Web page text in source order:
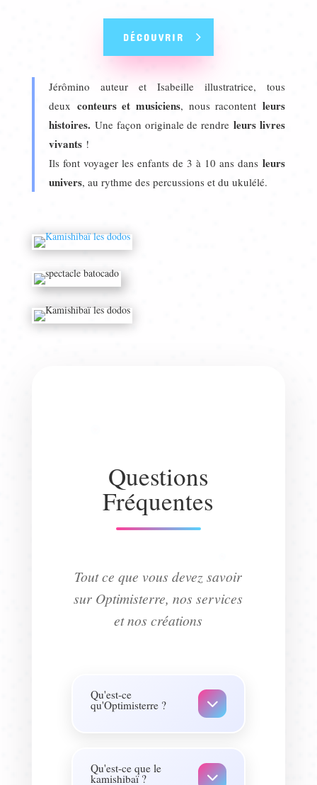
DÉCOUVRIR
Jérômino auteur et Isabeille illustratrice, tous
deux conteurs et musiciens, nous racontentleurs
histoires. Une façon originale de rendreleurs livres
vivants!
Ils font voyager les enfants de 3 à 10 ans dansleurs
univers, au rythme des percussions et du ukulélé.
Questions
Fréquentes
Tout ce que vous devez savoir
sur Optimisterre, nos services
et nos créations
Qu'est-ce
qu'Optimisterre ?
créée
en 2011 qui défend l'accès à la
Qu'est-ce que le
kamishibaï ?